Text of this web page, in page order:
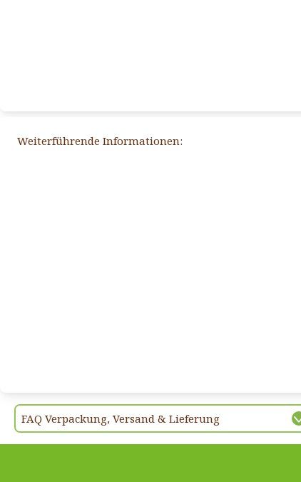
Weiterführende Informationen:
FAQ Verpackung, Versand & Lieferung